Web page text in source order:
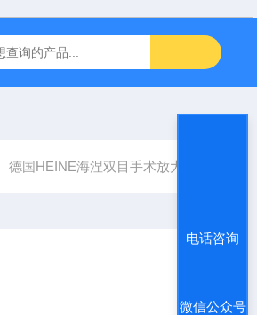
仪 飞利浦半自动体外除颤仪 FRX （
德国HEINE海涅双目手术放大镜
电话咨询
微信公众号